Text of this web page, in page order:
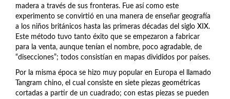
madera a través de sus fronteras. Fue así como este
experimento se convirtió en una manera de enseñar geografía
a los niños británicos hasta las primeras décadas del siglo XIX.
Este método tuvo tanto éxito que se empezaron a fabricar
para la venta, aunque tenían el nombre, poco agradable, de
“disecciones”; todos consistían en mapas divididos por países.
Por la misma época se hizo muy popular en Europa el llamado
Tangram chino, el cual consiste en siete piezas geométricas
cortadas a partir de un cuadrado; con estas piezas se pueden